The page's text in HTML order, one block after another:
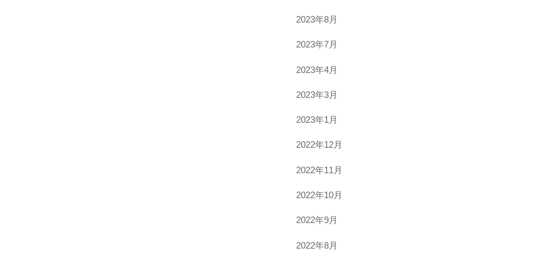
2023年8月
2023年7月
2023年4月
2023年3月
2023年1月
2022年12月
2022年11月
2022年10月
2022年9月
2022年8月